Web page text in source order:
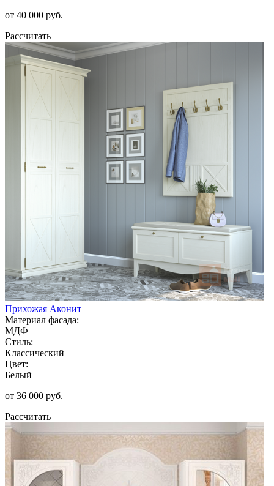
от 40 000 руб.
Рассчитать
Прихожая Аконит
Материал фасада:
МДФ
Стиль:
Классический
Цвет:
Белый
от 36 000 руб.
Рассчитать